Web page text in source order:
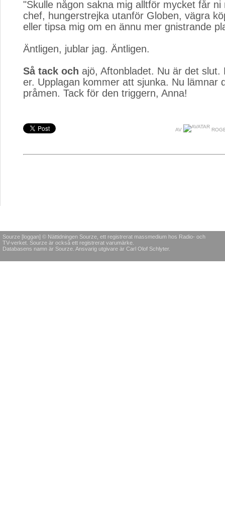
"Skulle någon sakna mig alltför mycket får ni
chef, hungerstrejka utanför Globen, vägra
eller tipsa mig om en ännu mer gnistrande
Äntligen, jublar jag. Äntligen.
Så tack och ajö, Aftonbladet. Nu är det slut.
er. Upplagan kommer att sjunka. Nu lämnar
pråmen. Tack för den triggern, Anna!
AV
Sourze [loggan] © Nättidningen Sourze, ett registrerat massmedium hos Radio- och
TV-verket. Sourze är också ett registrerat varumärke.
Databasens namn är Sourze. Ansvarig utgivare är Carl Olof Schlyter.